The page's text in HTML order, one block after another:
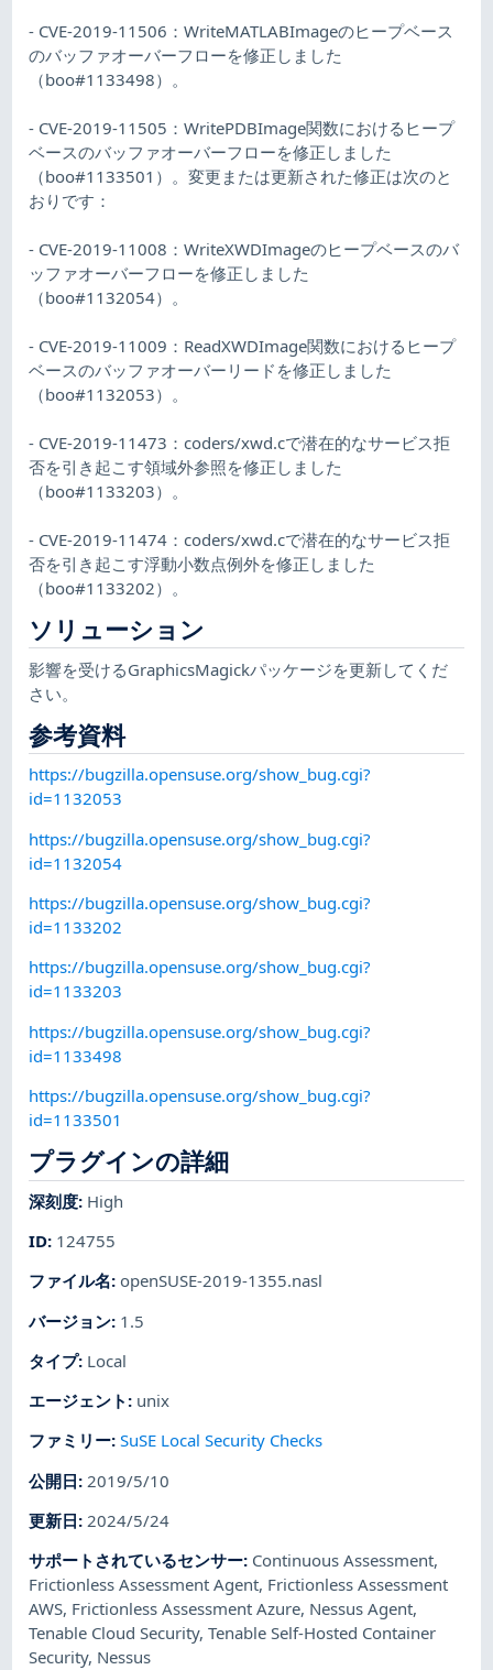
- CVE-2019-11506：WriteMATLABImageのヒープベース
のバッファオーバーフローを修正しました
（boo#1133498）。
- CVE-2019-11505：WritePDBImage関数におけるヒープ
ベースのバッファオーバーフローを修正しました
（boo#1133501）。変更または更新された修正は次のと
おりです：
- CVE-2019-11008：WriteXWDImageのヒープベースのバ
ッファオーバーフローを修正しました
（boo#1132054）。
- CVE-2019-11009：ReadXWDImage関数におけるヒープ
ベースのバッファオーバーリードを修正しました
（boo#1132053）。
- CVE-2019-11473：coders/xwd.cで潜在的なサービス拒
否を引き起こす領域外参照を修正しました
（boo#1133203）。
- CVE-2019-11474：coders/xwd.cで潜在的なサービス拒
否を引き起こす浮動小数点例外を修正しました
（boo#1133202）。
ソリューション
影響を受けるGraphicsMagickパッケージを更新してくだ
さい。
参考資料
https://bugzilla.opensuse.org/show_bug.cgi?
id=1132053
https://bugzilla.opensuse.org/show_bug.cgi?
id=1132054
https://bugzilla.opensuse.org/show_bug.cgi?
id=1133202
https://bugzilla.opensuse.org/show_bug.cgi?
id=1133203
https://bugzilla.opensuse.org/show_bug.cgi?
id=1133498
https://bugzilla.opensuse.org/show_bug.cgi?
id=1133501
プラグインの詳細
深刻度: High
ID: 124755
ファイル名: openSUSE-2019-1355.nasl
バージョン: 1.5
タイプ: Local
エージェント : unix
ファミリー:SuSE Local Security Checks
公開日: 2019/5/10
更新日: 2024/5/24
サポートされているセンサー: Continuous Assessment,
Frictionless Assessment Agent, Frictionless Assessment
AWS, Frictionless Assessment Azure, Nessus Agent,
Tenable Cloud Security,Tenable Self-Hosted Container
Security, Nessus